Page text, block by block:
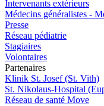
Intervenants extérieurs
Médecins généralistes -
Presse
Réseau pédiatrie
Stagiaires
Volontaires
Partenaires
Klinik St. Josef (St. Vith)
St. Nikolaus-Hospital
Réseau de santé Move